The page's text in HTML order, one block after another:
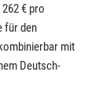
€ pro
für den
mit
Deutsch-